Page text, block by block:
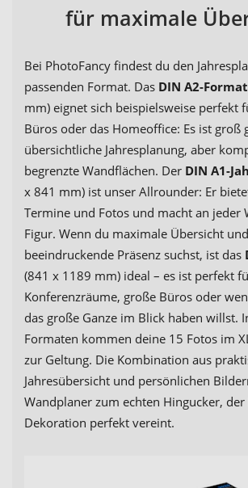
für maximale
Bei PhotoFancy findest du den
passenden Format. Das DIN A2-Format
mm) eignet sich beispielsweise perfekt
Büros oder das Homeoffice: Es ist groß
übersichtliche Jahresplanung, aber
begrenzte Wandflächen. Der DIN A1-
x 841 mm) ist unser Allrounder: Er
Termine und Fotos und macht an jeder
Figur. Wenn du maximale Übersicht und
beeindruckende Präsenz suchst, ist das
(841 x 1189 mm) ideal – es ist perfekt
Konferenzräume, große Büros oder
das große Ganze im Blick haben willst.
Formaten kommen deine 15 Fotos im
zur Geltung. Die Kombination aus
Jahresübersicht und persönlichen
Wandplaner zum echten Hingucker,
Dekoration perfekt vereint.